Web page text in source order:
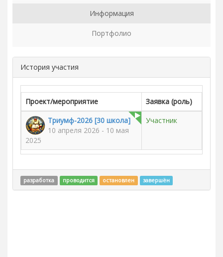
Информация
Портфолио
История участия
Проект/мероприятие
Заявка (роль)
Триумф-2026 [30 школа]
10 апреля 2026 - 10 мая
2025
Участник
разработка проводится остановлен завершён